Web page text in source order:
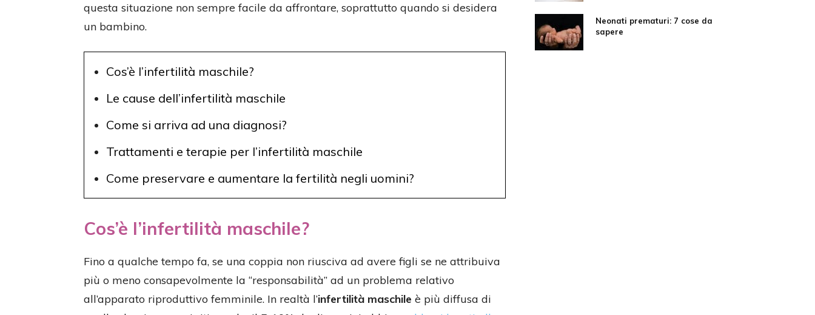
questa situazione non sempre facile da affrontare, soprattutto quando si desidera
un bambino.
Cos’è l’infertilità maschile?
Le cause dell’infertilità maschile
Come si arriva ad una diagnosi?
Trattamenti e terapie per l’infertilità maschile
Come preservare e aumentare la fertilità negli uomini?
Cos’è l’infertilità maschile?
Fino a qualche tempo fa, se una coppia non riusciva ad avere figli se ne attribuiva
più o meno consapevolmente la “responsabilità” ad un problema relativo
all’apparato riproduttivo femminile. In realtà l’infertilità maschile è più diffusa di
Neonati prematuri: 7 cose da
sapere